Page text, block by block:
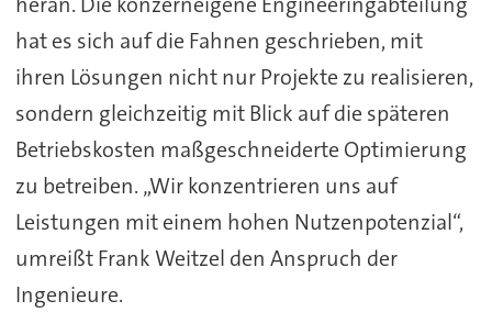
hat es sich auf die Fahnen geschrieben, mit
ihren Lösungen nicht nur Projekte zu realisieren,
sondern gleichzeitig mit Blick auf die späteren
Betriebskosten maßgeschneiderte Optimierung
zu betreiben. „Wir konzentrieren uns auf
Leistungen mit einem hohen Nutzenpotenzial“,
umreißt Frank Weitzel den Anspruch der
Ingenieure.